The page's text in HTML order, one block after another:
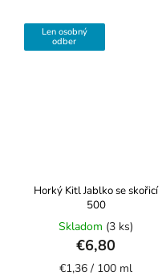
Len osobný
odber
Horký Kitl Jablko se skořicí
500
Skladom (3 ks)
€6,80
€1,36 / 100 ml